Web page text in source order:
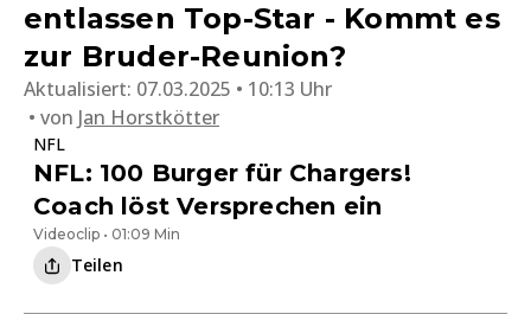
entlassen Top-Star - Kommt es
zur Bruder-Reunion?
Aktualisiert: 07.03.2025 • 10:13 Uhr
von Jan Horstkötter
NFL
NFL: 100 Burger für Chargers!
Coach löst Versprechen ein
Videoclip • 01:09 Min
Teilen